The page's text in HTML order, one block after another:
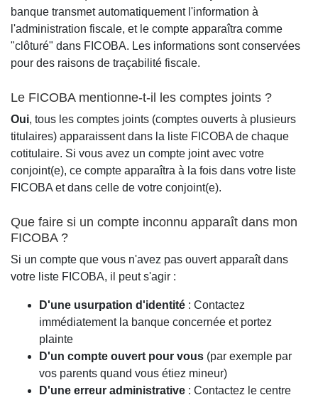
banque transmet automatiquement l'information à
l'administration fiscale, et le compte apparaîtra comme
"clôturé" dans FICOBA. Les informations sont conservées
pour des raisons de traçabilité fiscale.
Le FICOBA mentionne-t-il les comptes joints ?
Oui, tous les comptes joints (comptes ouverts à plusieurs
titulaires) apparaissent dans la liste FICOBA de chaque
cotitulaire. Si vous avez un compte joint avec votre
conjoint(e), ce compte apparaîtra à la fois dans votre liste
FICOBA et dans celle de votre conjoint(e).
Que faire si un compte inconnu apparaît dans mon
FICOBA ?
Si un compte que vous n'avez pas ouvert apparaît dans
votre liste FICOBA, il peut s'agir :
D'une usurpation d'identité : Contactez
immédiatement la banque concernée et portez
plainte
D'un compte ouvert pour vous (par exemple par
vos parents quand vous étiez mineur)
D'une erreur administrative : Contactez le centre